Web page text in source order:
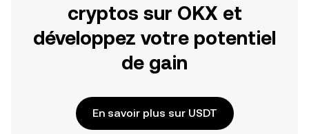
cryptos sur OKX et
développez votre potentiel
de gain
En savoir plus sur USDT